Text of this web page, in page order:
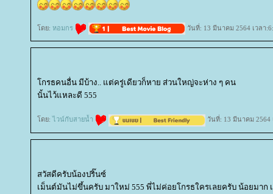
ดย: หอมกร วันที่: 13 มีนาคม 2564 เวลา
กรธคนอื่น มีบ้าง.. แต่ครู่เดียวก็หาย ส่วนใหญ่จะห่าง ๆ คน
นั้นไว้แหละดี 555
ดย: ไวน์กับสายน้ำ วันที่: 13 มีนาคม 2564
สวัสดีครับน้องปริ๊นซ์
เม็นต์มันไม่ขึ้นครับ มาใหม่ 555 พี่ไม่ค่อยโกรธใครเลยครับ น้อยมาก